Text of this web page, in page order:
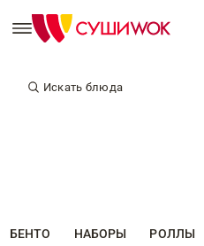
Искать блюда
БЕНТО НАБОРЫ РОЛЛЫ